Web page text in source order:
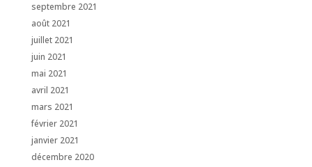
septembre 2021
août 2021
juillet 2021
juin 2021
mai 2021
avril 2021
mars 2021
février 2021
janvier 2021
décembre 2020